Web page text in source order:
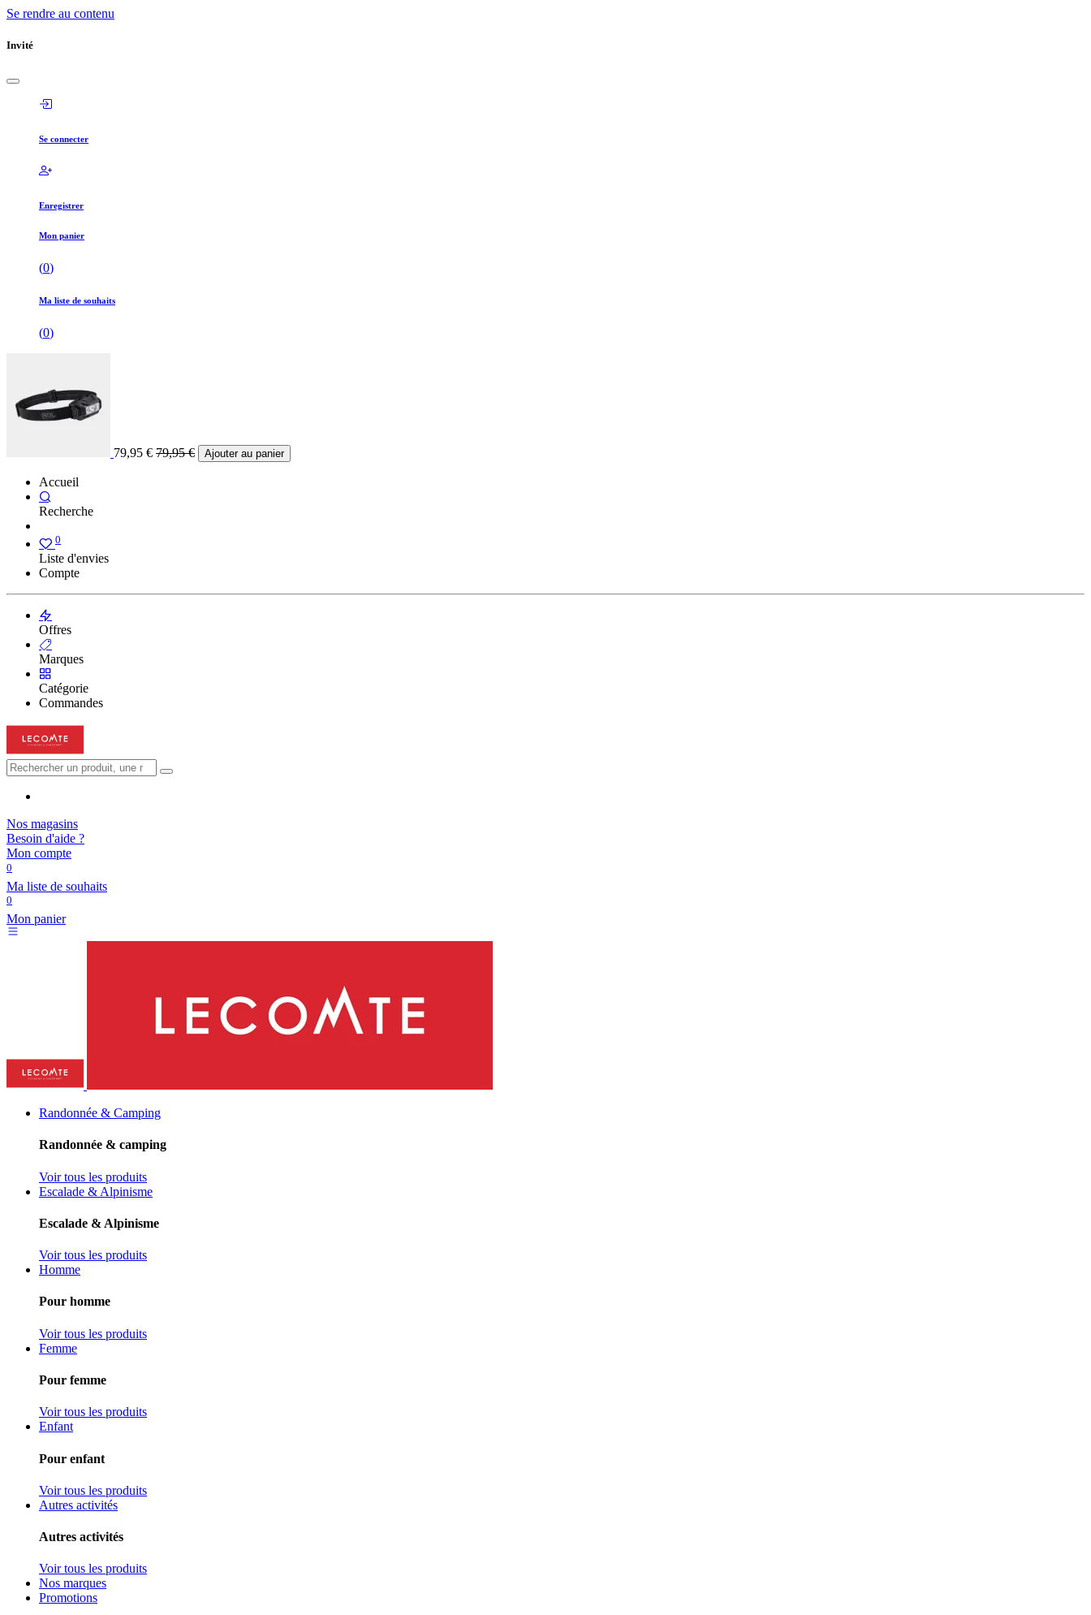
Se rendre au contenu
Invité
Se connecter
Enregistrer
Mon panier
(0)
Ma liste de souhaits
(0)
79,95 € 79,95€ Ajouter au panier
Accueil
Recherche
0
Liste d'envies
Compte
Offres
Marques
Catégorie
Commandes
Nos magasins
Besoin d'aide ?
Mon compte
0
Ma liste de souhaits
0
Mon panier
Randonnée & Camping
Randonnée & camping
Voir tous les produits
Escalade & Alpinisme
Escalade & Alpinisme
Voir tous les produits
Homme
Pour homme
Voir tous les produits
Femme
Pour femme
Voir tous les produits
Enfant
Pour enfant
Voir tous les produits
Autres activités
Autres activités
Voir tous les produits
Nos marques
Promotions